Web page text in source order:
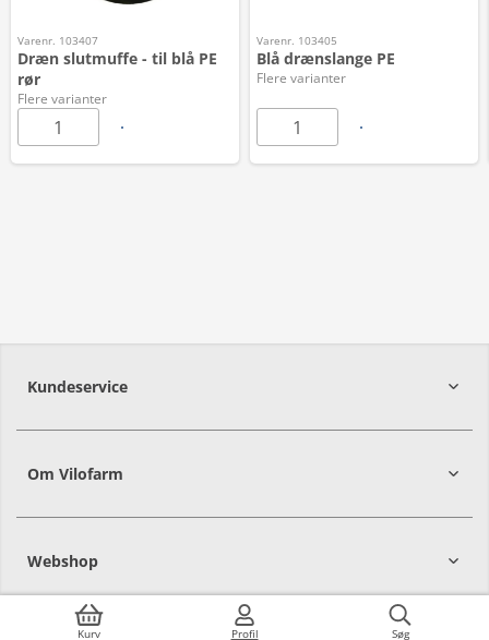
Kurv Profil Søg
Varenr. 103407
Dræn slutmuffe - til blå PE
rør
Flere varianter
Varenr. 103405
Blå drænslange PE
Flere varianter
Kundeservice
Om Vilofarm
Webshop